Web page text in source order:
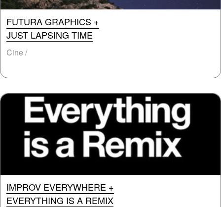
FUTURA GRAPHICS +
JUST LAPSING TIME
Cine /
IMPROV EVERYWHERE +
EVERYTHING IS A REMIX